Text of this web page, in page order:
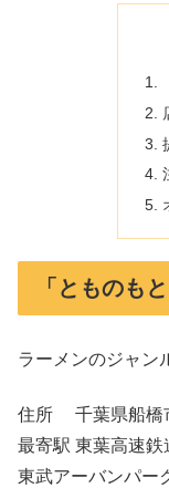
「とものも
ラーメンのジャン
住所 千葉県船橋
最寄駅 東葉高速
東武アーバンパー